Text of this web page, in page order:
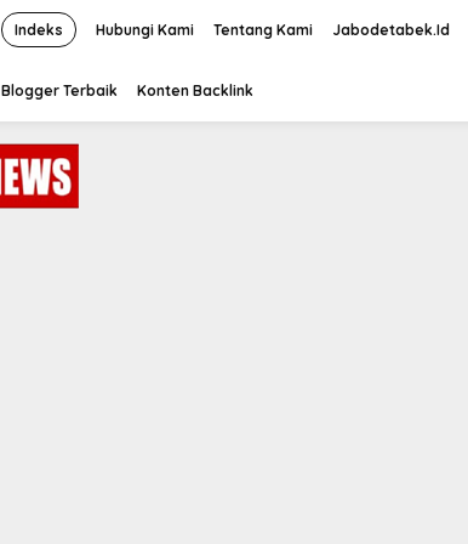
Indeks Hubungi Kami Tentang Kami Jabodetabek.Id
Blogger Terbaik Konten Backlink